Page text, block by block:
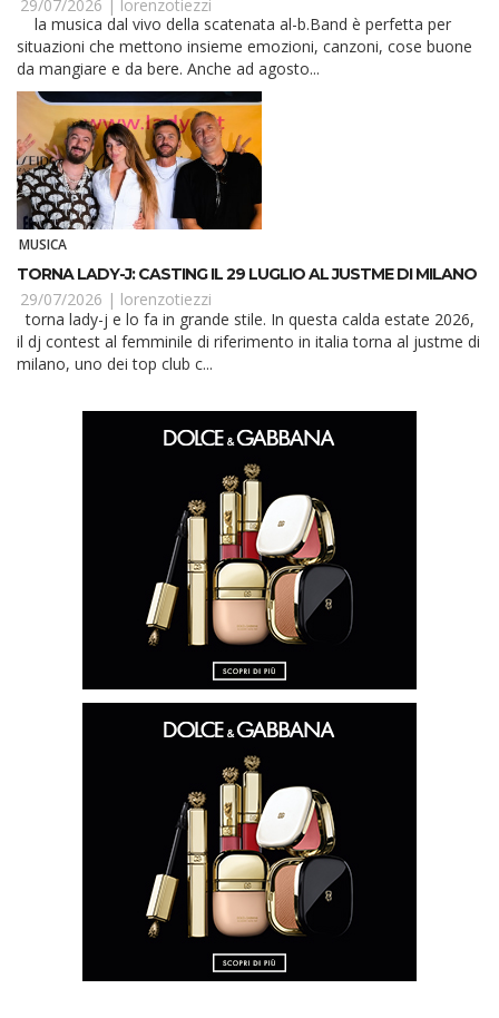
29/07/2026 |
lorenzotiezzi
situazioni che mettono insieme emozioni, canzoni, cose buone
da mangiare e da bere. Anche ad agosto...
MUSICA
TORNA LADY-J: CASTING IL 29 LUGLIO AL JUSTME DI MILANO
29/07/2026 | lorenzotiezzi
torna lady-j e lo fa in grande stile. In questa calda estate 2026,
il dj contest al femminile di riferimento in italia torna al justme di
milano, uno dei top club c...